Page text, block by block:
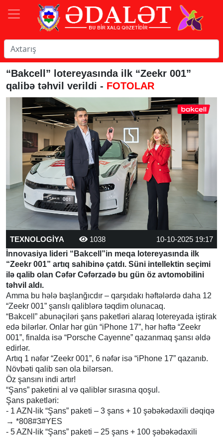
“Bakcell” lotereyasında ilk “Zeekr 001”
qalibə təhvil verildi - FOTOLAR
TEXNOLOGİYA 1038
10-10-2025 19:17
İnnovasiya lideri “Bakcell”in meqa lotereyasında ilk
“Zeekr 001” artıq sahibinə çatdı. Süni intellektin seçimi
ilə qalib olan Cəfər Cəfərzadə bu gün öz avtomobilini
təhvil aldı.
Amma bu hələ başlanğıcdır – qarşıdakı həftələrdə daha 12
“Zeekr 001” şanslı qaliblərə təqdim olunacaq.
“Bakcell” abunəçiləri şans paketləri alaraq lotereyada iştirak
edə bilərlər. Onlar hər gün “iPhone 17”, hər həftə “Zeekr
001”, finalda isə “Porsche Cayenne” qazanmaq şansı əldə
edirlər.
Artıq 1 nəfər “Zeekr 001”, 6 nəfər isə “iPhone 17” qazanıb.
Növbəti qalib sən ola bilərsən.
Öz şansını indi artır!
“Şans” paketini al və qaliblər sırasına qoşul.
Şans paketləri:
- 1 AZN-lik “Şans” paketi – 3 şans + 10 şəbəkədaxili dəqiqə
→ *808#3#YES
- 5 AZN-lik “Şans” paketi – 25 şans + 100 şəbəkədaxili